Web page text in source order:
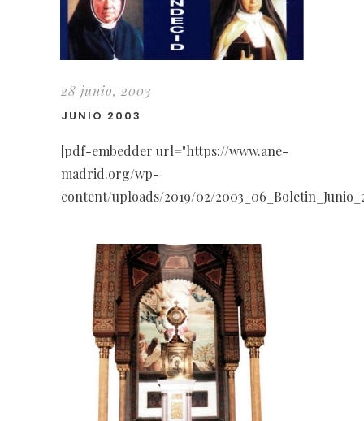
28 junio, 2003
JUNIO 2003
[pdf-embedder url="https://www.ane-
madrid.org/wp-
content/uploads/2019/02/